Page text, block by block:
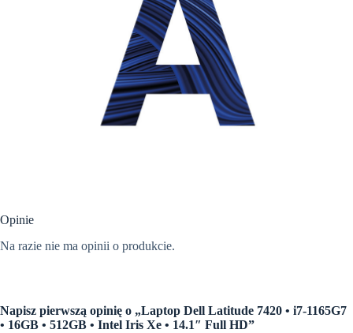
Opinie
Na razie nie ma opinii o produkcie.
Napisz pierwszą opinię o „Laptop Dell Latitude 7420 • i7-1165G7
• 16GB • 512GB • Intel Iris Xe • 14.1″ Full HD”